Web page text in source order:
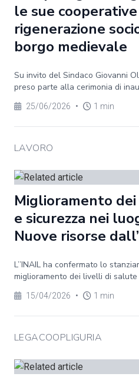
le sue
rigenerazione
borgo medievale
Su invito del Sindaco Giovanni
preso parte alla cerimonia di
25/06/2026 • 1 min
LAVORO
Miglioramento
e sicurezza nei
Nuove risorse
L’’INAIL ha confermato lo
miglioramento dei livelli di salute
15/04/2026 • 1 min
LEGACOOPLIGURIA